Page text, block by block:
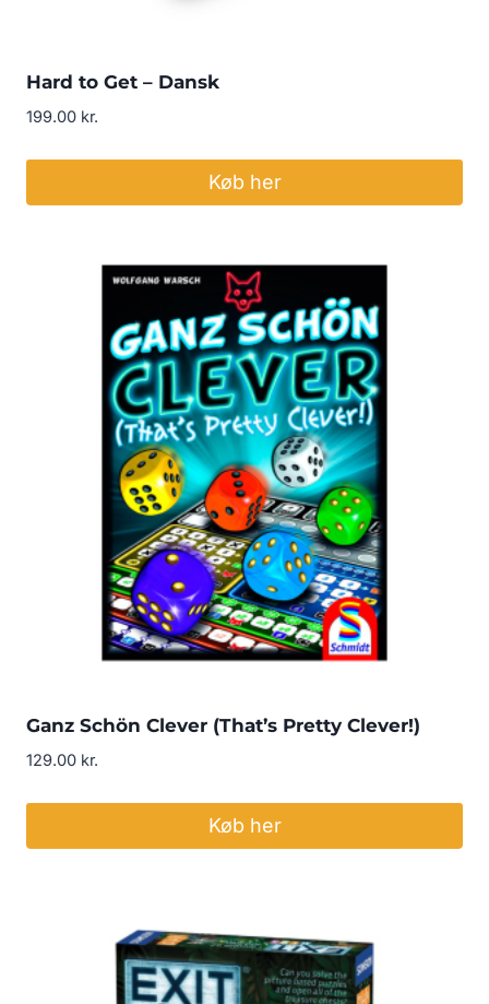
Hard to Get – Dansk
199.00 kr.
Køb her
Ganz Schön Clever (That’s Pretty Clever!)
129.00 kr.
Køb her